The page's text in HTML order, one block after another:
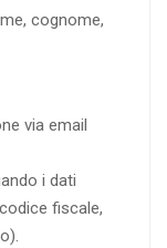
cognome,
via email
i dati
fiscale,